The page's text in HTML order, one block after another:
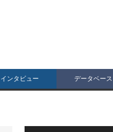
インタビュー データベース